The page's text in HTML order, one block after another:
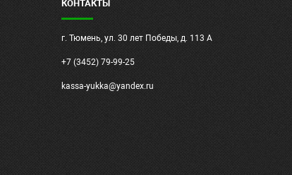
КОНТАКТЫ
г. Тюмень, ул. 30 лет Победы, д. 113 А
+7 (3452) 79-99-25
kassa-yukka@yandex.ru